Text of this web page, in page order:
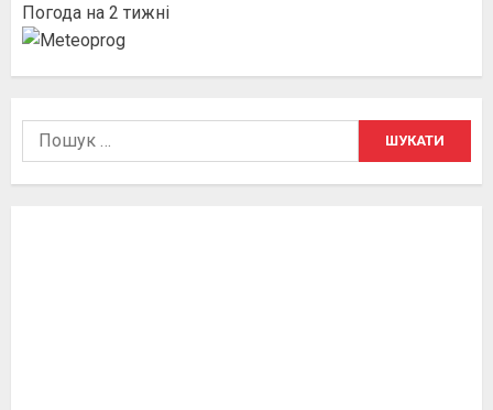
Погода на 2 тижні
Пошук: